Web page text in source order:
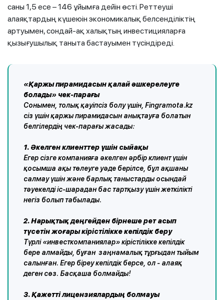
саны 1,5 есе – 146 ұйымға дейін өсті. Реттеуші
алаяқтардың күшеюін экономикалық белсенділіктің
артуымен, сондай-ақ халықтың инвестицияларға
қызығушылық таныта бастауымен түсіндіреді.
«Қаржы пирамидасын қалай әшкерелеуге
болады» чек-парағы
Сонымен, толық қауіпсіз болу үшін, Fingramota.kz
сіз үшін қаржы пирамидасын анықтауға болатын
белгілердің чек-парағы жасады:
1. Әкелген клиенттер үшін сыйақы
Егер сізге компанияға әкелген әрбір клиент үшін
қосымша ақы төлеуге уәде берілсе, бұл ақшаны
салмау үшін және барлық таныстарды осындай
тәуекелді іс-шарадан бас тартқызу үшін жеткілікті
негіз болып табылады.
2. Нарықтық деңгейден бірнеше рет асып
түсетін жоғары кірістілікке кепілдік беру
Түрлі «инвесткомпаниялар» кірістілікке кепілдік
бере алмайды, бұған заңнамалық тұрғыдан тыйым
салынған. Егер біреу кепілдік берсе, ол - алаяқ
деген сөз. Басқаша болмайды!
3. Қажетті лицензиялардың болмауы